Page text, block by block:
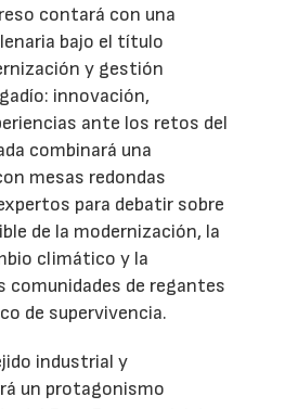
contará con una
bajo el título
y gestión
innovación,
ante los retos del
combinará una
mesas redondas
para debatir sobre
de la modernización, la
climático y la
comunidades de regantes
de supervivencia.
industrial y
un protagonismo